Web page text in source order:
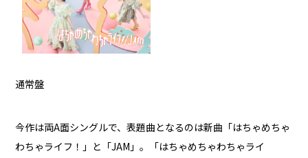
通常盤
今作は両A面シングルで、表題曲となるのは新曲「はちゃめちゃ
わちゃライフ！」と「JAM」。「はちゃめちゃわちゃライ